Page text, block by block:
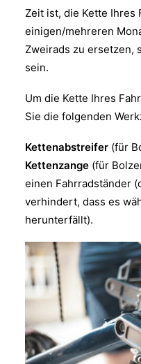
Zeit ist, die Kette Ihres
einigen/mehreren
Zweirads zu ersetzen,
sein.
Um die Kette Ihres
Sie die folgenden
Kettenabstreifer (für
Kettenzange (für
einen Fahrradständer
verhindert, dass es
herunterfällt).